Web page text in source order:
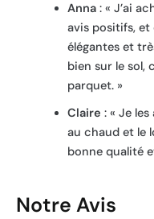
Anna: « J’ai
avis positifs, et
élégantes et
bien sur le sol,
parquet. »
Claire : « Je
au chaud et le
bonne qualité
Notre Avis